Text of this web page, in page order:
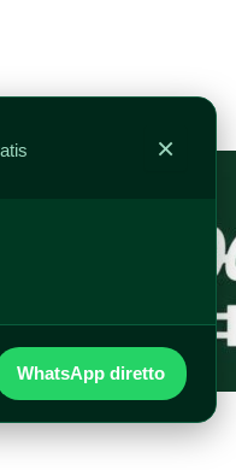
×
WhatsApp diretto